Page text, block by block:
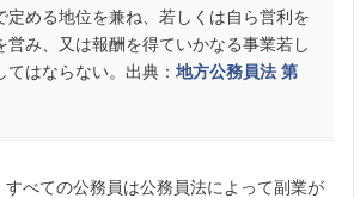
定める地位を兼ね、若しくは自ら営利を
営み、又は報酬を得ていかなる事業若し
てはならない。出典： 地方公務員法 第
べての公務員は公務員法によって副業が